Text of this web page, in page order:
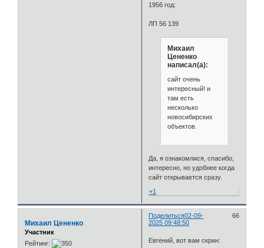
1956 год:
ЛП 56 139
Михаил
Цененко
написал(а):
сайт очень
интересный! и
там есть
несколько
новосибирских
объектов.
Да, я ознакомлися, спасибо,
интересно, но удобнее когда
сайт открывается сразу.
+1
Поделиться 66
02-09-
2025 09:48:50
Михаил Цененко
Участник
Рейтинг:
Евгений, вот вам скрин: